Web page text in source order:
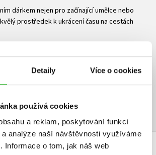
Detaily Více o cookies
používá cookies
a reklam, poskytování funkcí
analýze naší návštěvnosti využíváme
Informace o tom, jak náš web
dárkem nejen pro začínající umělce nebo
prostředek k ukrácení času na cestách